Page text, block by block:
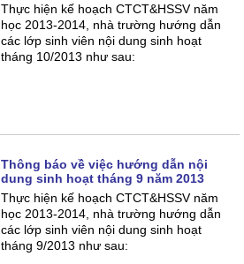
Thực hiện kế hoạch CTCT&HSSV năm
học 2013-2014, nhà trường hướng dẫn
các lớp sinh viên nội dung sinh hoạt
tháng 10/2013 như sau:
Thông báo về việc hướng dẫn nội
dung sinh hoạt tháng 9 năm 2013
Thực hiện kế hoạch CTCT&HSSV năm
học 2013-2014, nhà trường hướng dẫn
các lớp sinh viên nội dung sinh hoạt
tháng 9/2013 như sau: